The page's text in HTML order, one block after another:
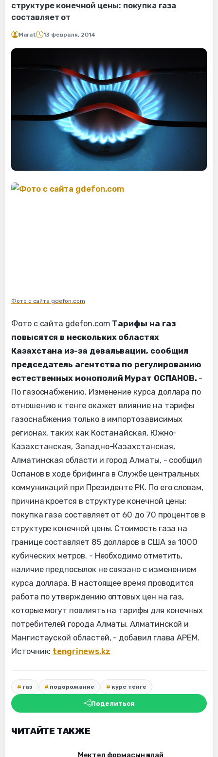
структуре конечной цены: покупка газа
составляет от
Marat 13 февраля, 2014
Фото с сайта gdefon.com
Фото с сайта gdefon.com Тарифы на газ
повысятся в нескольких областях
Казахстана из-за девальвации, сообщил
председатель агентства по регулированию
естественных монополий Мурат ОСПАНОВ. -
По газоснабжению. Изменение курса доллара по
отношению к тенге окажет влияние на тарифы
газоснабжения только в импортозависимых
регионах, таких как Костанайская, Южно-
Казахстанская, Западно-Казахстанская,
Алматинская области и город Алматы, - сообщил
Оспанов в ходе брифинга в Службе центральных
коммуникаций при Президенте РК. По его словам,
причина кроется в структуре конечной цены:
покупка газа составляет от 60 до 70 процентов в
структуре конечной цены. Стоимость газа на
границе составляет 85 долларов в США за 1000
кубических метров. - Необходимо отметить,
наличие предпосылок не связано с изменением
курса доллара. В настоящее время проводится
работа по утверждению оптовых цен на газ,
которые могут повлиять на тарифы для конечных
потребителей города Алматы, Алматинской и
Мангистауской областей, - добавил глава АРЕМ.
Источник: tengrinews.kz
газ подорожание курс тенге
Поделиться
ЧИТАЙТЕ ТАКЖЕ
Мектеп формасын қалай